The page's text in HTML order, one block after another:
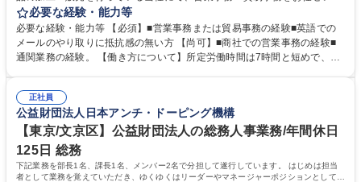
します。営業社員のサポートポジションとして、受発注から海外工場との
調整まで幅広く対応し、当社事業の根幹を支えていただきます。 ■受発注
業務、請求書発行 ■海外工場とのスケジュール調整 ■在庫管理 ■輸入書類
の確認・作成 ■配送手配 ■通関業者を通して行う輸出入業全般 ■倉庫との
ルプロデュースしているため、商品に関わる全ての業務をサポート頂きま
す。 募集職種 東京都中央区【営業事務・貿易事務】食品商社/残業少なめ/
リモート等相談可
必要な経験・能力等
必要な経験・能力等 【必須】■営業事務または貿易事務の経験■英語での
メールのやり取りに抵抗感の無い方 【尚可】■商社での営業事務の経験■
通関業務の経験。 【働き方について】所定労働時間は7時間と短めで、残
の強み】1991年の設立以来、外食産業を中心としたお客様の多様なニー
ズに沿った冷凍水産物等の生産・輸入・販売を一貫して手掛けています。
自社工場と海外拠点の強固な連携によるワンストップサービスが最大の強
みです。 学歴・資格 学歴：大学院 大学 語学力：英語 資格：
正社員
公益財団法人日本アンチ・ドーピング機構
【東京/文京区】公益財団法人の総務人事業務/年間休日
125日 総務
下記業務を部長1名、課長1名、メンバー2名で分担して遂行しています。 はじめは担当
者として業務を覚えていただき、ゆくゆくはリーダーやマネージャーポジションとして活